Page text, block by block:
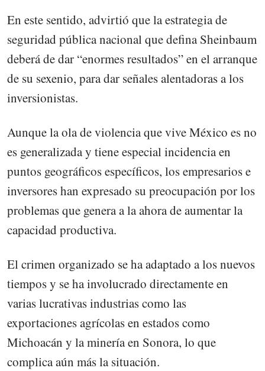
En este sentido, advirtió que la estrategia de
seguridad pública nacional que defina Sheinbaum
deberá de dar “enormes resultados” en el arranque
de su sexenio, para dar señales alentadoras a los
inversionistas.
Aunque la ola de violencia que vive México es no
es generalizada y tiene especial incidencia en
puntos geográficos específicos, los empresarios e
inversores han expresado su preocupación por los
problemas que genera a la ahora de aumentar la
capacidad productiva.
El crimen organizado se ha adaptado a los nuevos
tiempos y se ha involucrado directamente en
varias lucrativas industrias como las
exportaciones agrícolas en estados como
Michoacán y la minería en Sonora, lo que
complica aún más la situación.